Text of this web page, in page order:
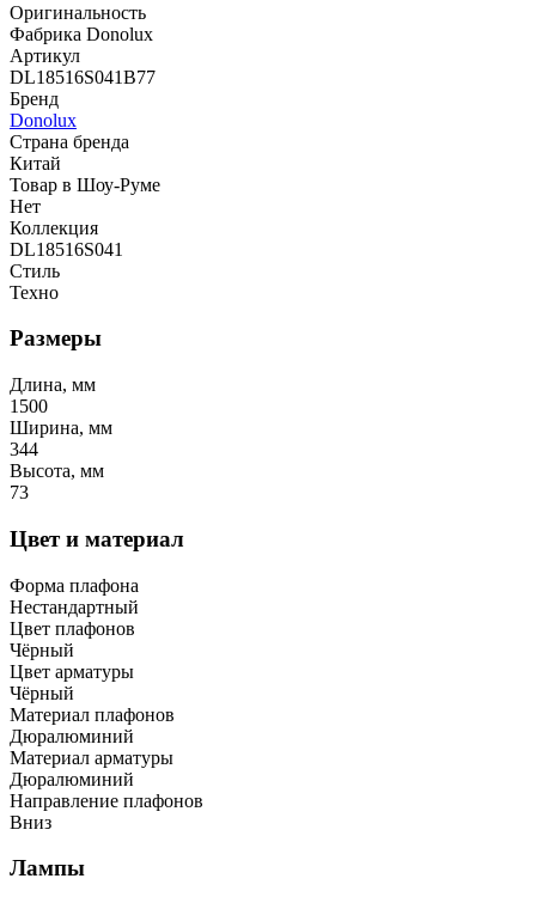
Оригинальность
Фабрика Donolux
Артикул
DL18516S041B77
Бренд
Donolux
Страна бренда
Китай
Товар в Шоу-Руме
Нет
Коллекция
DL18516S041
Стиль
Техно
Размеры
Длина, мм
1500
Ширина, мм
344
Высота, мм
73
Цвет и материал
Форма плафона
Нестандартный
Цвет плафонов
Чёрный
Цвет арматуры
Чёрный
Материал плафонов
Дюралюминий
Материал арматуры
Дюралюминий
Направление плафонов
Вниз
Лампы